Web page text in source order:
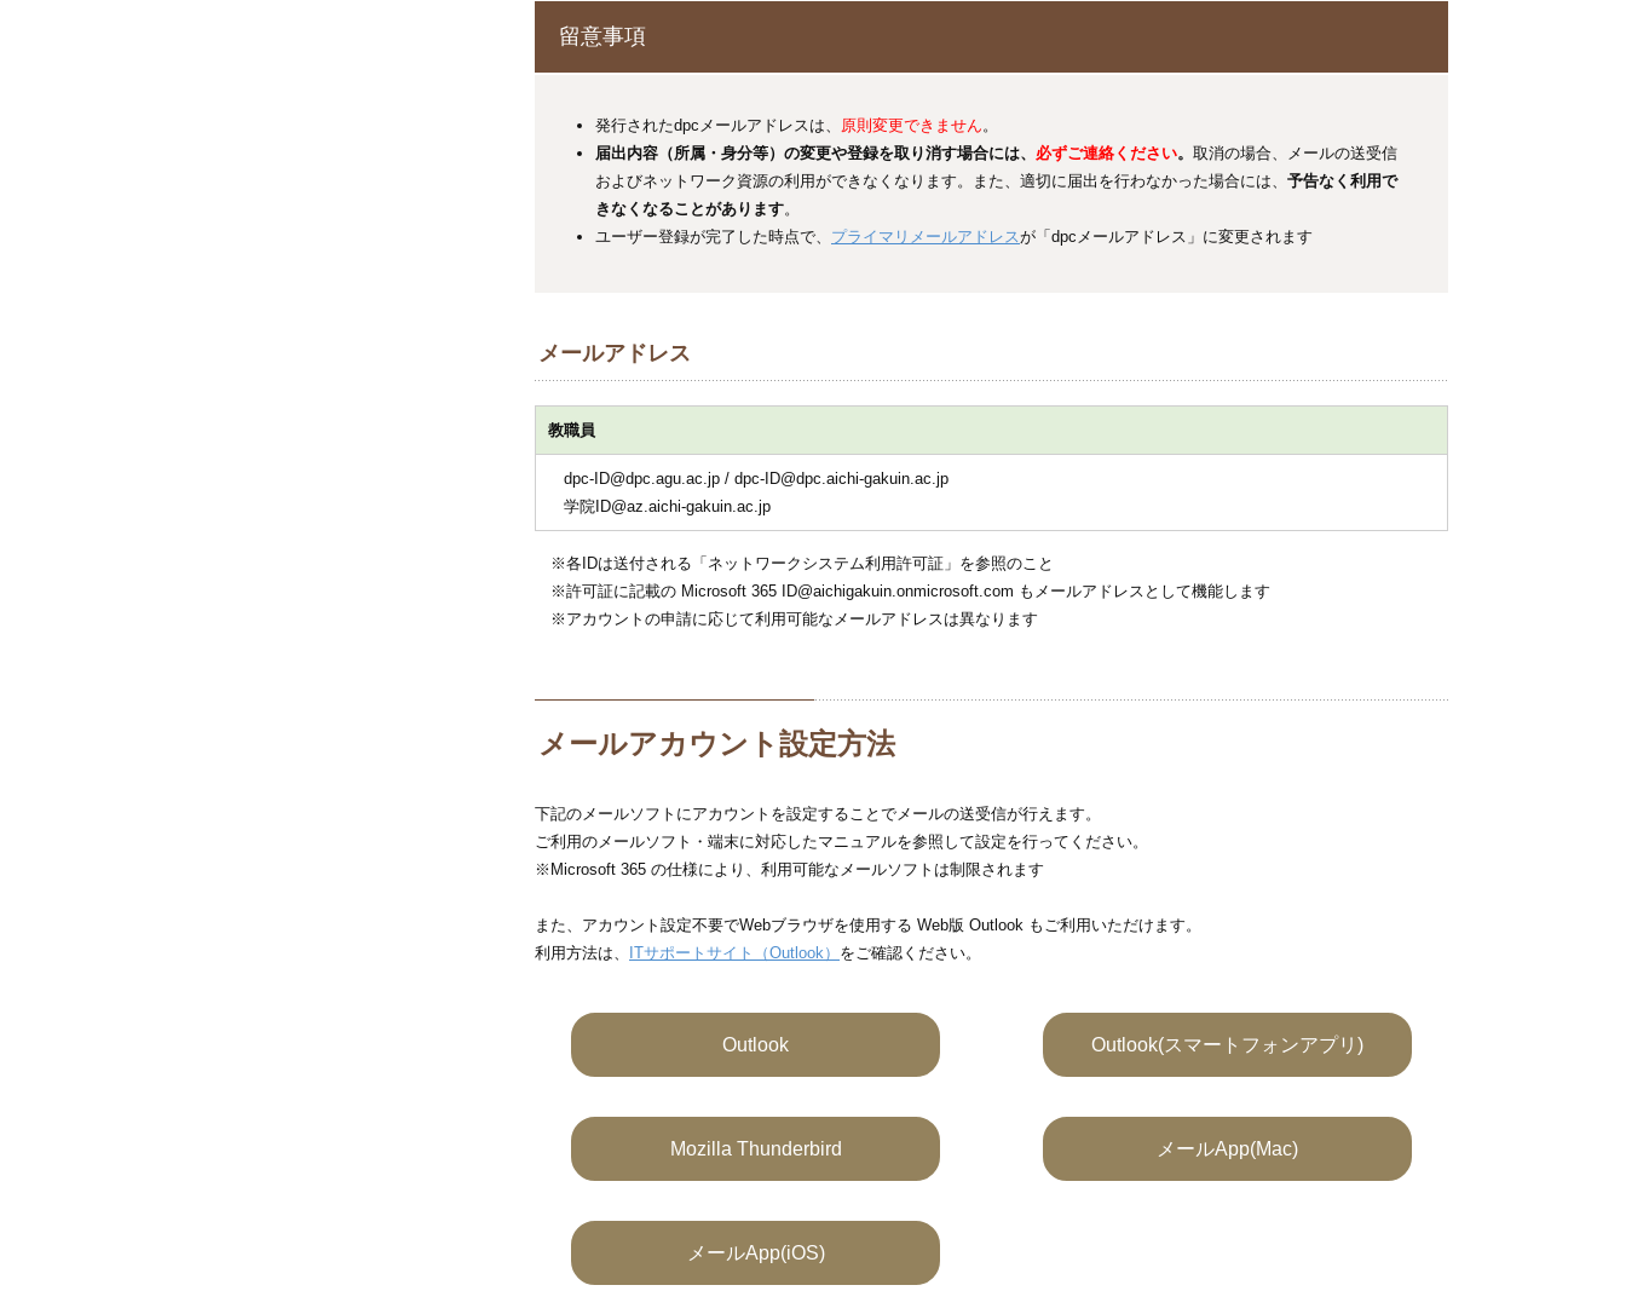
留意事項
発行されたdpcメールアドレスは、 原則変更できません。
届出内容（所属・身分等）の変更や登録を取り消す場合には、 必ずご連絡ください。 取消の場合、メールの送受信
およびネットワーク資源の利用ができなくなります。また、適切に届出を行わなかった場合には、 予告なく利用で
きなくなることがあります。
ユーザー登録が完了した時点で、 プライマリメールアドレスが「dpcメールアドレス」に変更されます
メールアドレス
教職員
dpc-ID@dpc.agu.ac.jp / dpc-ID@dpc.aichi-gakuin.ac.jp
学院ID@az.aichi-gakuin.ac.jp
※各IDは送付される「ネットワークシステム利用許可証」を参照のこと
※許可証に記載の Microsoft 365 ID@aichigakuin.onmicrosoft.com もメールアドレスとして機能します
※アカウントの申請に応じて利用可能なメールアドレスは異なります
メールアカウント設定方法
下記のメールソフトにアカウントを設定することでメールの送受信が行えます。
ご利用のメールソフト・端末に対応したマニュアルを参照して設定を行ってください。
※Microsoft 365 の仕様により、利用可能なメールソフトは制限されます
また、アカウント設定不要でWebブラウザを使用する Web版 Outlook もご利用いただけます。
利用方法は、
ITサポートサイト（Outlook） をご確認ください。
Outlook Outlook(スマートフォンアプリ)
Mozilla Thunderbird メールApp(Mac)
メールApp(iOS)